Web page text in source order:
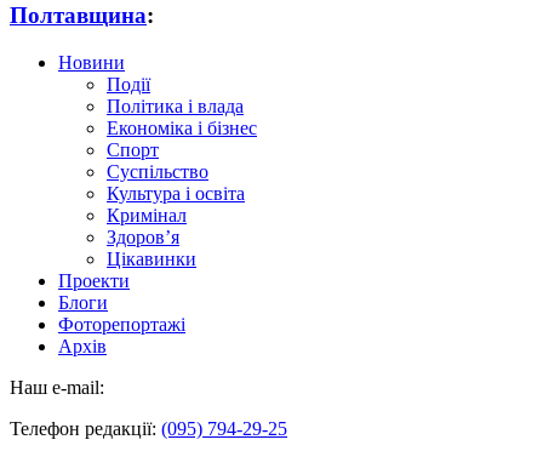
Полтавщина:
Новини
Події
Політика і влада
Економіка і бізнес
Спорт
Суспільство
Культура і освіта
Кримінал
Здоров’я
Цікавинки
Проекти
Блоги
Фоторепортажі
Архів
Наш e-mail:
Телефон редакції: (095) 794-29-25